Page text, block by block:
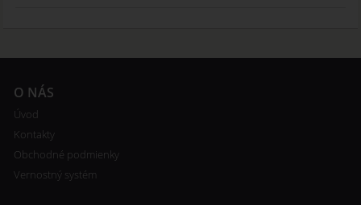
O NÁS
Úvod
Kontakty
Obchodné podmienky
Vernostný systém